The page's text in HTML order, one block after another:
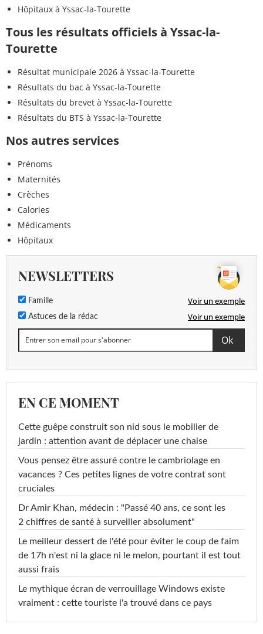
Hôpitaux à Yssac-la-Tourette
Tous les résultats officiels à Yssac-la-
Tourette
Résultat municipale 2026 à Yssac-la-Tourette
Résultats du bac à Yssac-la-Tourette
Résultats du brevet à Yssac-la-Tourette
Résultats du BTS à Yssac-la-Tourette
Nos autres services
Prénoms
Maternités
Crèches
Calories
Médicaments
Hôpitaux
NEWSLETTERS
Famille Voir un exemple
Astuces de la rédac Voir un exemple
EN CE MOMENT
Cette guêpe construit son nid sous le mobilier de
jardin : attention avant de déplacer une chaise
Vous pensez être assuré contre le cambriolage en
vacances ? Ces petites lignes de votre contrat sont
cruciales
Dr Amir Khan, médecin : "Passé 40 ans, ce sont les
2 chiffres de santé à surveiller absolument"
Le meilleur dessert de l'été pour éviter le coup de faim
de 17h n'est ni la glace ni le melon, pourtant il est tout
aussi frais
Le mythique écran de verrouillage Windows existe
vraiment : cette touriste l'a trouvé dans ce pays